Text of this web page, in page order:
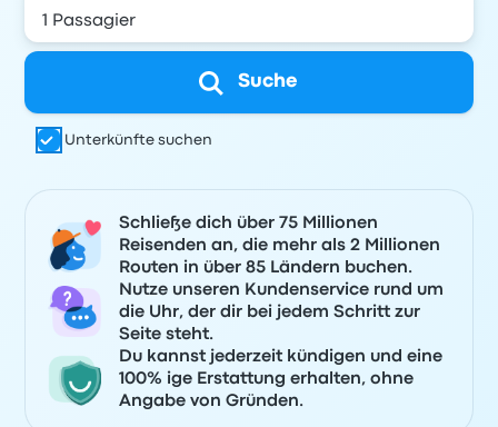
Suche
Unterkünfte suchen
Schließe dich über 75 Millionen
Reisenden an, die mehr als 2 Millionen
Routen in über 85 Ländern buchen.
Nutze unseren Kundenservice rund um
die Uhr, der dir bei jedem Schritt zur
Seite steht.
Du kannst jederzeit kündigen und eine
100% ige Erstattung erhalten, ohne
Angabe von Gründen.